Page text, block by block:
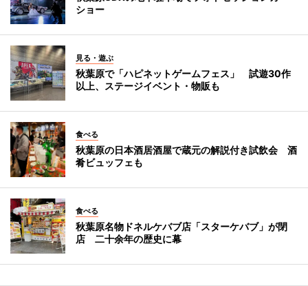
ショー
見る・遊ぶ
秋葉原で「ハピネットゲームフェス」 試遊30作
以上、ステージイベント・物販も
食べる
秋葉原の日本酒居酒屋で蔵元の解説付き試飲会 酒
肴ビュッフェも
食べる
秋葉原名物ドネルケバブ店「スターケバブ」が閉
店 二十余年の歴史に幕